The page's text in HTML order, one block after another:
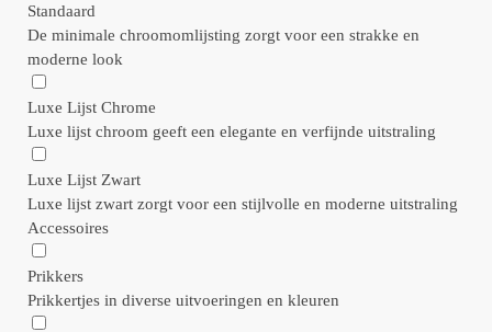
Standaard
De minimale chroomomlijsting zorgt voor een strakke en
moderne look
Luxe Lijst Chrome
Luxe lijst chroom geeft een elegante en verfijnde uitstraling
Luxe Lijst Zwart
Luxe lijst zwart zorgt voor een stijlvolle en moderne uitstraling
Accessoires
Prikkers
Prikkertjes in diverse uitvoeringen en kleuren